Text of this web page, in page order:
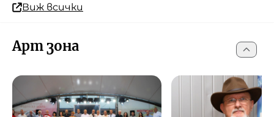
Виж всички
Арт зона